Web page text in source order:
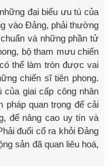
đại biểu ưu tú của
vào Đảng, phải thường
và những phần tử
bộ tham mưu chiến
thể làm tròn được vai
chiến sĩ tiên phong.
giai cấp công nhân
pháp quan trọng để cải
để nâng cao uy tín và
đuổi cổ ra khỏi Đảng
sản đã quan liêu hoá,